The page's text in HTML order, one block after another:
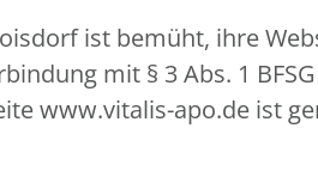
ist bemüht, ihre
mit § 3 Abs. 1
www.vitalis-apo.de ist